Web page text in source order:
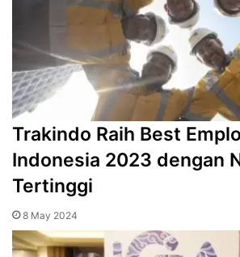
Trakindo Raih Best
Indonesia 2023 dengan
Tertinggi
8 May 2024